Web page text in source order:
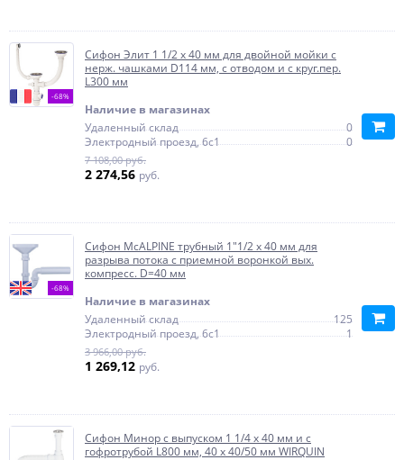
-68%
Сифон Элит 1 1/2 х 40 мм для двойной мойки с
нерж. чашками D114 мм, с отводом и с круг.пер.
L300 мм
Наличие в магазинах
Удаленный склад
0
Электродный проезд, 6с1
0
7 108,00 руб.
2 274,56 руб.
-68%
Сифон McALPINE трубный 1"1/2 х 40 мм для
разрыва потока с приемной воронкой вых.
компресс. D=40 мм
Наличие в магазинах
Удаленный склад
125
Электродный проезд, 6с1
1
3 966,00 руб.
1 269,12 руб.
Сифон Минор с выпуском 1 1/4 х 40 мм и с
гофротрубой L800 мм, 40 х 40/50 мм WIRQUIN